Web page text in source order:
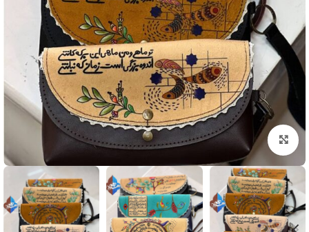
بزرگنمایی تصویر